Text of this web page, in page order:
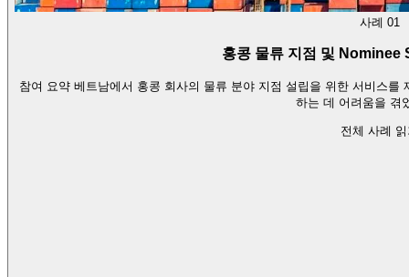
사례 01
홍콩 물류 지점 및 Nominee
참여 요약 베트남에서 홍콩 회사의 물류 분야 지점 설립을 위한 서비스
하는 데 어려움을 겪
전체 사례